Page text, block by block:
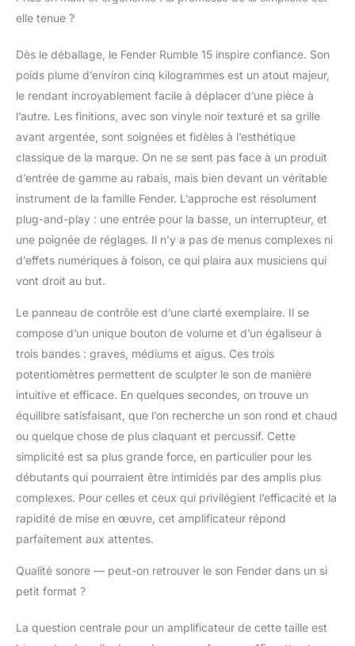
assurant durabilité et
style Prise casque
intégrée pour une
pratique silencieuse et
combinant excellent
son et prix imbattable
elle tenue ?
Dès le déballage, le Fender Rumble 15 inspire confiance. Son
poids plume d’environ cinq kilogrammes est un atout majeur,
le rendant incroyablement facile à déplacer d’une pièce à
l’autre. Les finitions, avec son vinyle noir texturé et sa grille
avant argentée, sont soignées et fidèles à l’esthétique
classique de la marque. On ne se sent pas face à un produit
d’entrée de gamme au rabais, mais bien devant un véritable
instrument de la famille Fender. L’approche est résolument
plug-and-play : une entrée pour la basse, un interrupteur, et
une poignée de réglages. Il n’y a pas de menus complexes ni
d’effets numériques à foison, ce qui plaira aux musiciens qui
vont droit au but.
Le panneau de contrôle est d’une clarté exemplaire. Il se
compose d’un unique bouton de volume et d’un égaliseur à
trois bandes : graves, médiums et aigus. Ces trois
potentiomètres permettent de sculpter le son de manière
intuitive et efficace. En quelques secondes, on trouve un
équilibre satisfaisant, que l’on recherche un son rond et chaud
ou quelque chose de plus claquant et percussif. Cette
simplicité est sa plus grande force, en particulier pour les
débutants qui pourraient être intimidés par des amplis plus
complexes. Pour celles et ceux qui privilégient l’efficacité et la
rapidité de mise en œuvre, cet amplificateur répond
parfaitement aux attentes.
Qualité sonore — peut-on retrouver le son Fender dans un si
petit format ?
La question centrale pour un amplificateur de cette taille est